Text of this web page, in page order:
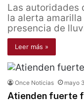
Las autoridades
la alerta
presencia de
Leer más »
Once Noticias mayo
Atienden fuerte